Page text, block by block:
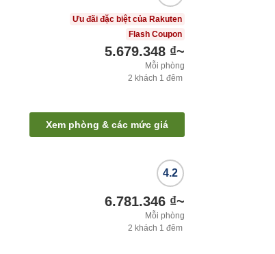
Ưu đãi đặc biệt của Rakuten
Flash Coupon
5.679.348 ₫~
Mỗi phòng
2 khách 1 đêm
Xem phòng & các mức giá
4.2
6.781.346 ₫~
Mỗi phòng
2 khách 1 đêm